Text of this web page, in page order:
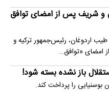
و شریف پس از امضای توافق
اردوغان، رئیس‌جمهور ترکیه و
امضای «توافق…
باز نشده بسته شود!
بوسنیایی را پرداخت کند.